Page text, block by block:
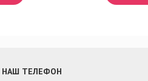
НАШ ТЕЛЕФОН